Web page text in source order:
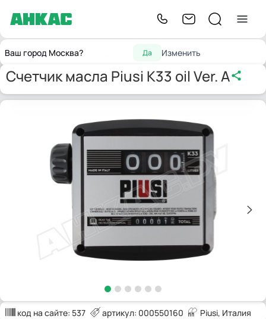
Ваш город Москва? Да Изменить
Главнаяизмерительные приборы
жидкости
K33 oil Ver. A
Счетчик масла Piusi K33 oil Ver. A
код на сайте: 537 артикул: 000550160 Piusi, Италия